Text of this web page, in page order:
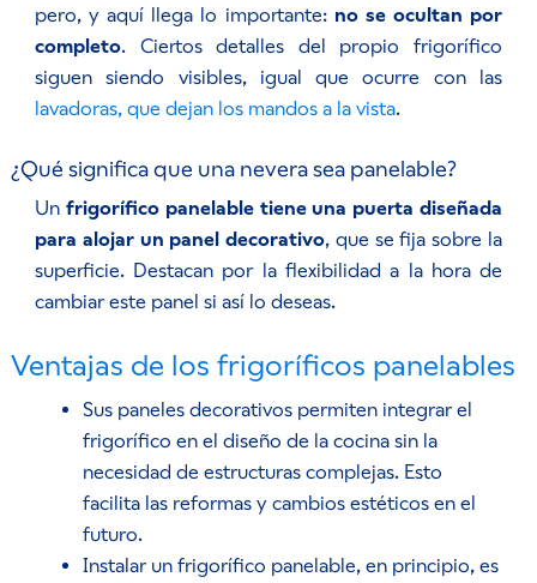
pero, y aquí llega lo importante: no se ocultan por
completo. Ciertos detalles del propio frigorífico
siguen siendo visibles, igual que ocurre con las
lavadoras, que dejan los mandos a la vista.
¿Qué significa que una nevera sea panelable?
Un frigorífico panelable tiene una puerta diseñada
para alojar un panel decorativo, que se fija sobre la
superficie. Destacan por la flexibilidad a la hora de
cambiar este panel si así lo deseas.
Ventajas de los frigoríficos panelables
Sus paneles decorativos permiten integrar el
frigorífico en el diseño de la cocina sin la
necesidad de estructuras complejas. Esto
facilita las reformas y cambios estéticos en el
futuro.
Instalar un frigorífico panelable, en principio, es